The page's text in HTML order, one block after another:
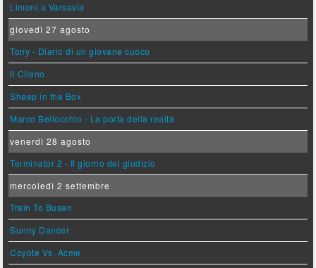
Limoni a Varsavia
giovedì 27 agosto
Tony - Diario di un giovane cuoco
Il Cileno
Sheep in the Box
Marco Bellocchio - La porta della realtà
venerdì 28 agosto
Terminator 2 - Il giorno del giudizio
mercoledì 2 settembre
Train To Busan
Sunny Dancer
Coyote Vs. Acme